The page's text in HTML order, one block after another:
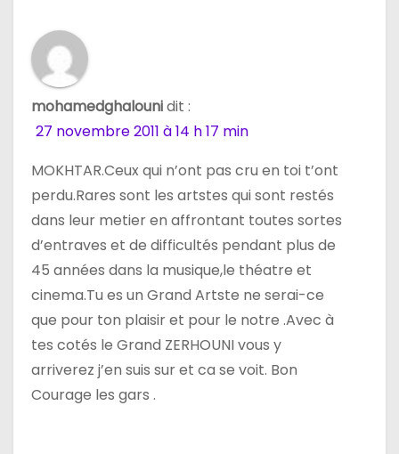
e
a
r
t
c
e
mohamedghalounidit :
27 novembre 2011 à 14 h 17 min
MOKHTAR.Ceux qui n’ont pas cru en toi t’ont
perdu.Rares sont les artstes qui sont restés
dans leur metier en affrontant toutes sortes
d’entraves et de difficultés pendant plus de
45 années dans la musique,le théatre et
cinema.Tu es un Grand Artste ne serai-ce
que pour ton plaisir et pour le notre .Avec à
tes cotés le Grand ZERHOUNI vous y
arriverez j’en suis sur et ca se voit. Bon
Courage les gars .